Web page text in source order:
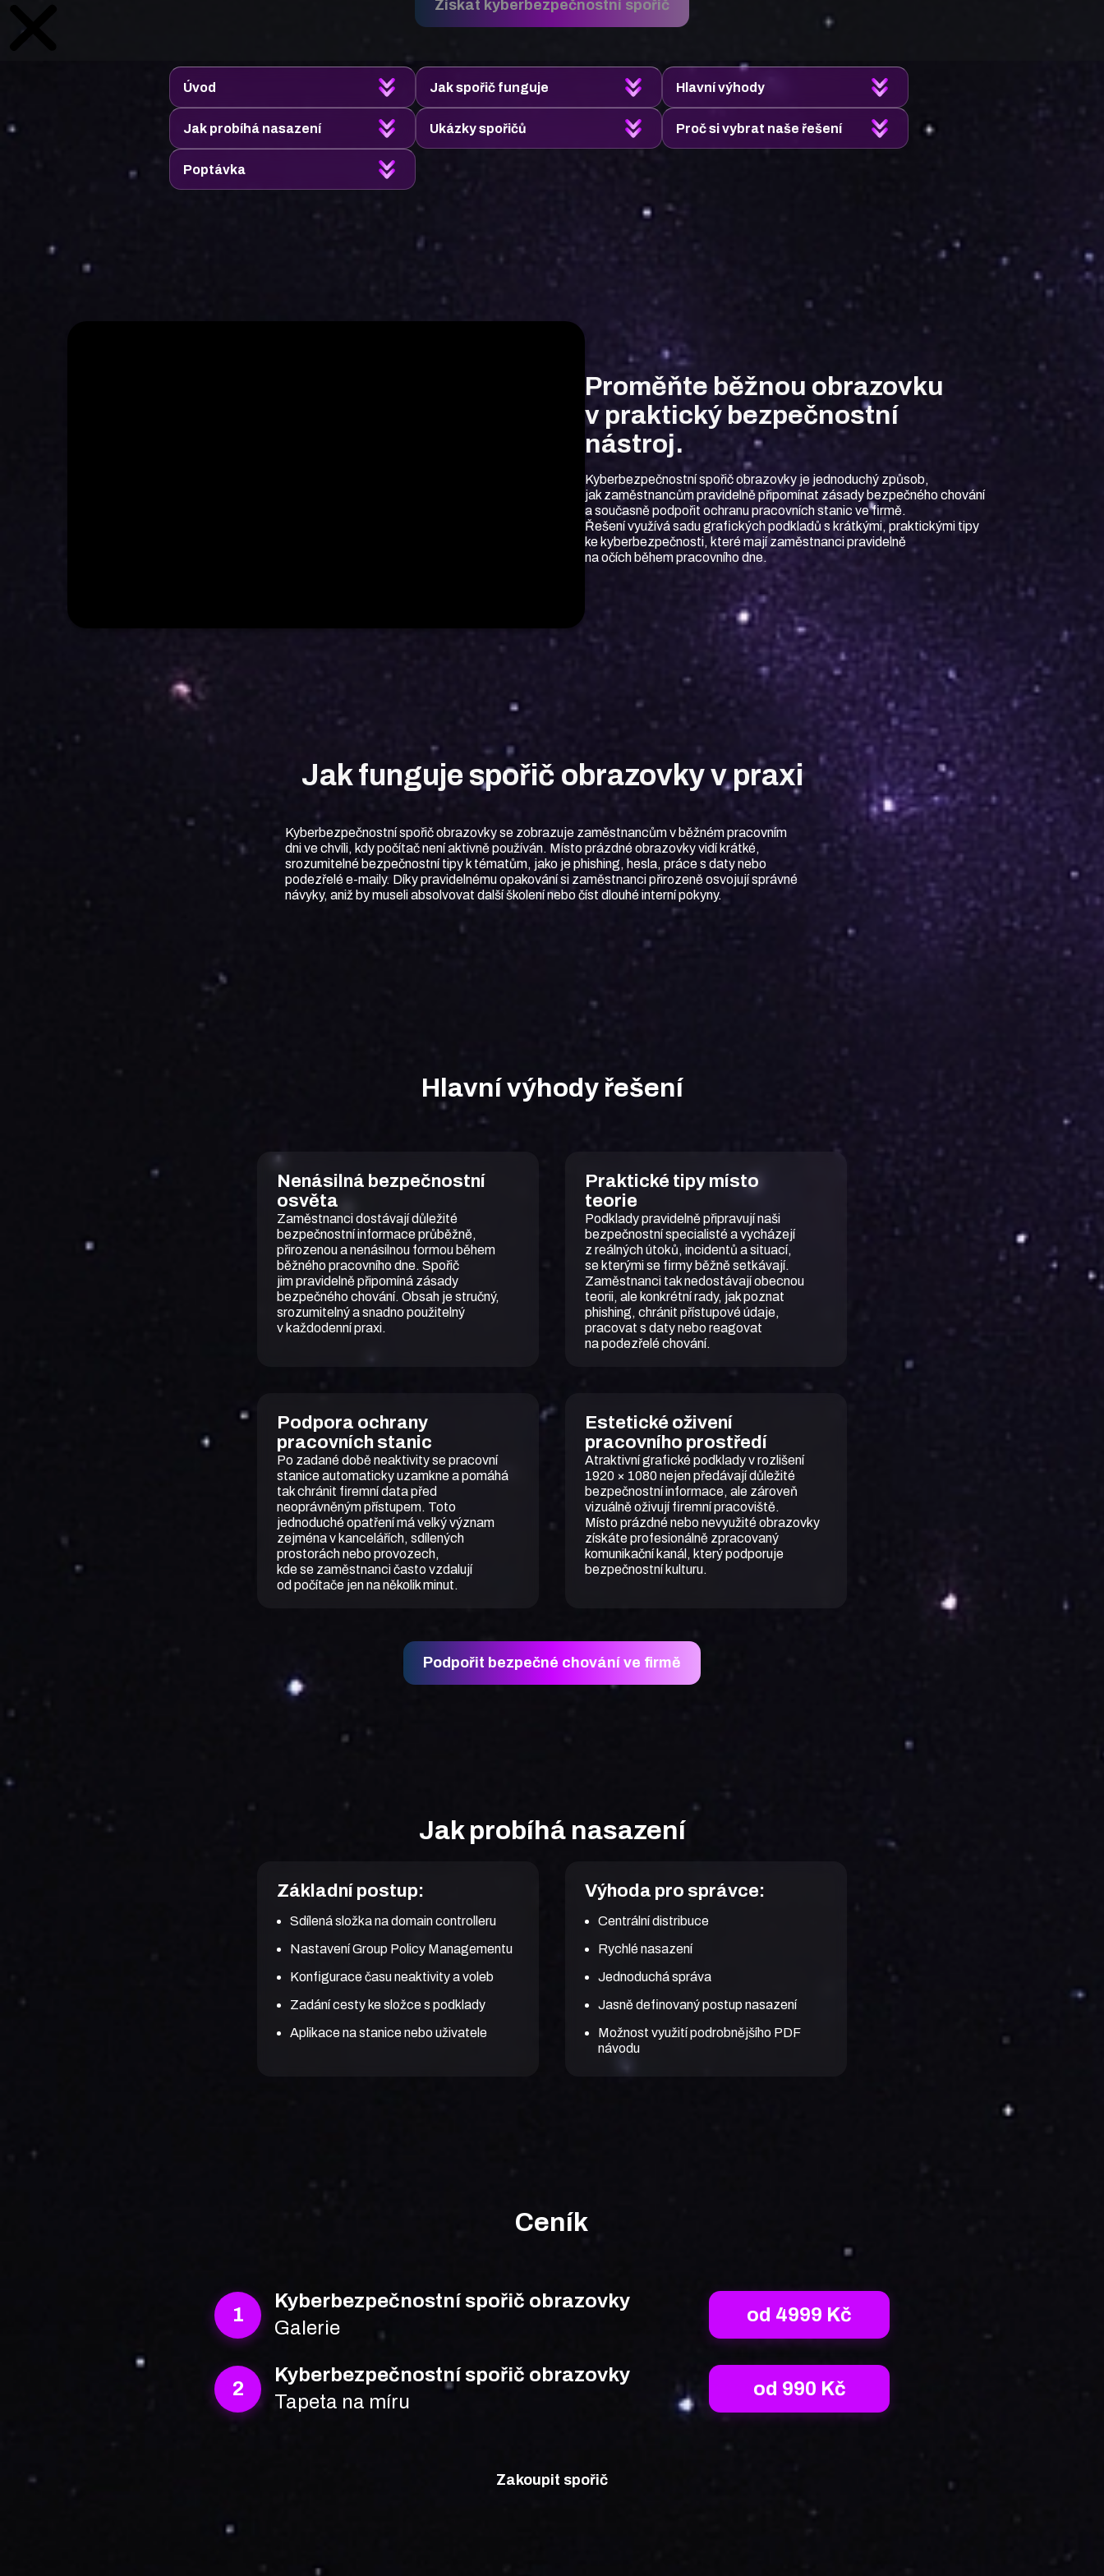
Získat kyberbezpečnostní spořič
Úvod Jak spořič funguje Hlavní výhody
Jak probíhá nasazení Ukázky spořičů Proč si vybrat naše řešení
Poptávka
Proměňte běžnou obrazovku
v praktický bezpečnostní
nástroj.
Kyberbezpečnostní spořič obrazovky je jednoduchý způsob,
jak zaměstnancům pravidelně připomínat zásady bezpečného chování
a současně podpořit ochranu pracovních stanic ve firmě.
Řešení využívá sadu grafických podkladů s krátkými, praktickými tipy
ke kyberbezpečnosti, které mají zaměstnanci pravidelně
na očích během pracovního dne.
Jak funguje spořič obrazovky v praxi
Kyberbezpečnostní spořič obrazovky se zobrazuje zaměstnancům v běžném pracovním
dni ve chvíli, kdy počítač není aktivně používán. Místo prázdné obrazovky vidí krátké,
srozumitelné bezpečnostní tipy k tématům, jako je phishing, hesla, práce s daty nebo
podezřelé e-maily. Díky pravidelnému opakování si zaměstnanci přirozeně osvojují správné
návyky, aniž by museli absolvovat další školení nebo číst dlouhé interní pokyny.
Hlavní výhody řešení
Nenásilná bezpečnostní
osvěta
Zaměstnanci dostávají důležité
bezpečnostní informace průběžně,
přirozenou a nenásilnou formou během
běžného pracovního dne. Spořič
jim pravidelně připomíná zásady
bezpečného chování. Obsah je stručný,
srozumitelný a snadno použitelný
v každodenní praxi.
Praktické tipy místo
teorie
Podklady pravidelně připravují naši
bezpečnostní specialisté a vycházejí
z reálných útoků, incidentů a situací,
se kterými se firmy běžně setkávají.
Zaměstnanci tak nedostávají obecnou
teorii, ale konkrétní rady, jak poznat
phishing, chránit přístupové údaje,
pracovat s daty nebo reagovat
na podezřelé chování.
Podpora ochrany
pracovních stanic
Po zadané době neaktivity se pracovní
stanice automaticky uzamkne a pomáhá
tak chránit firemní data před
neoprávněným přístupem. Toto
jednoduché opatření má velký význam
zejména v kancelářích, sdílených
prostorách nebo provozech,
kde se zaměstnanci často vzdalují
od počítače jen na několik minut.
Estetické oživení
pracovního prostředí
Atraktivní grafické podklady v rozlišení
1920 × 1080 nejen předávají důležité
bezpečnostní informace, ale zároveň
vizuálně oživují firemní pracoviště.
Místo prázdné nebo nevyužité obrazovky
získáte profesionálně zpracovaný
komunikační kanál, který podporuje
bezpečnostní kulturu.
Podpořit bezpečné chování ve firmě
Jak probíhá nasazení
Základní postup:
Sdílená složka na domain controlleru
Nastavení Group Policy Managementu
Konfigurace času neaktivity a voleb
Zadání cesty ke složce s podklady
Aplikace na stanice nebo uživatele
Výhoda pro správce:
Centrální distribuce
Rychlé nasazení
Jednoduchá správa
Jasně definovaný postup nasazení
Možnost využití podrobnějšího PDF
návodu
Ceník
1
Kyberbezpečnostní spořič obrazovky
Galerie
od 4999 Kč
2
Kyberbezpečnostní spořič obrazovky
Tapeta na míru
od 990 Kč
Zakoupit spořič